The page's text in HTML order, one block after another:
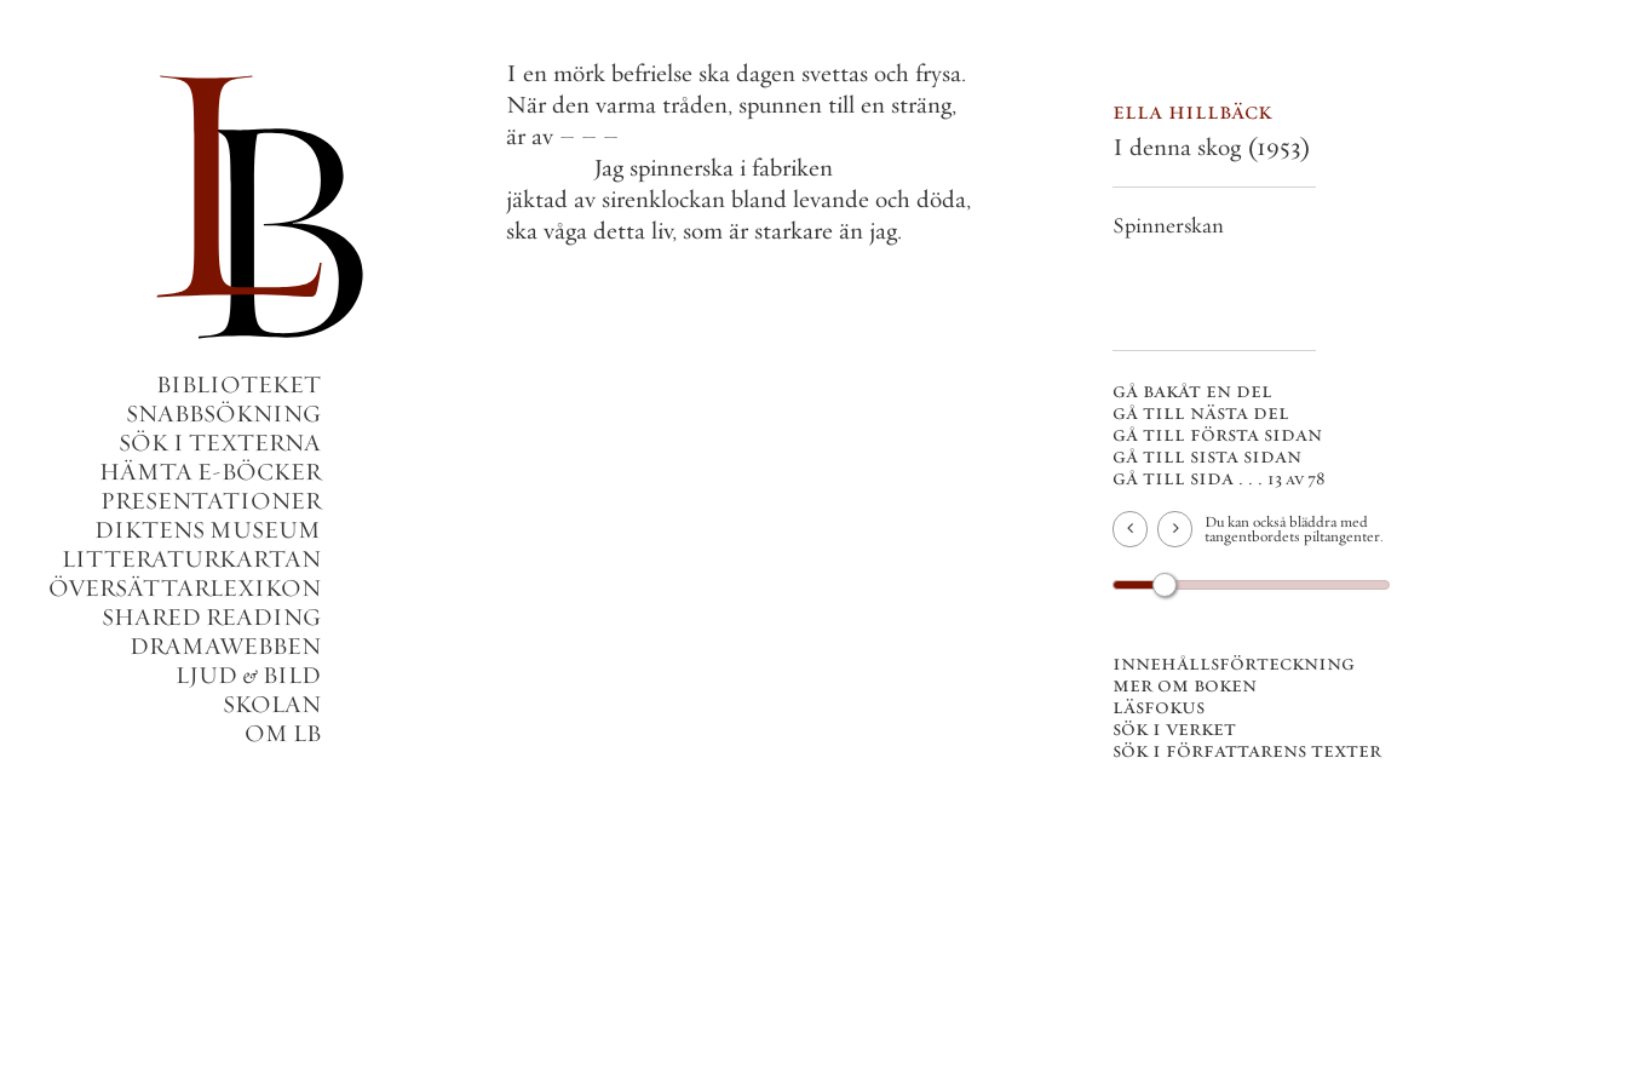
BIBLIOTEKET
SNABBSÖKNING
SÖK I TEXTERNA
HÄMTA E-BÖCKER
PRESENTATIONER
DIKTENS MUSEUM
LITTERATURKARTAN
ÖVERSÄTTARLEXIKON
SHARED READING
DRAMAWEBBEN
LJUD & BILD
SKOLAN
OM LB
I en mörk befrielse ska dagen svettas och frysa.
När den varma tråden, spunnen till en sträng,
är av – – –
Jag spinnerska i fabriken
jäktad av sirenklockan bland levande och döda,
ska våga detta liv, som är starkare än jag.
ella hillbäck
I denna skog (1953)
Spinnerskan
gå bakåt en del
gå till nästa del
gå till första sidan
gå till sista sidan
gå till sida . . . 13 av 78
Du kan också bläddra med
tangentbordets piltangenter.
innehållsförteckning
mer om boken
läsfokus
sök i verket
sök i författarens texter